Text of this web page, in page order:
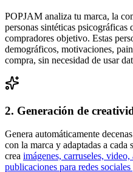
POPJAM analiza tu marca, la
personas sintéticas psicográficas
compradores objetivo. Estas
demográficos, motivaciones,
compra, sin necesidad de usar
2. Generación de
Genera automáticamente
con la marca y adaptadas a
crea imágenes, carruseles,
publicaciones para redes